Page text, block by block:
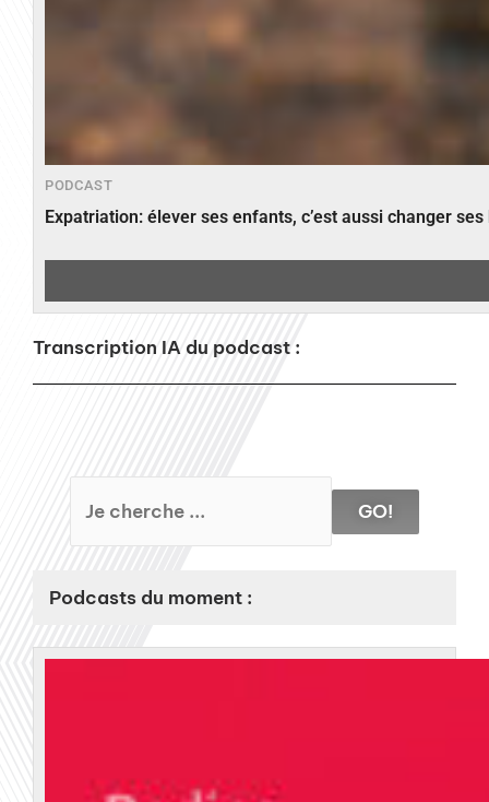
PODCAST
Expatriation: élever ses enfants, c’est aussi changer
Transcription IA du podcast :
GO!
Podcasts du moment :